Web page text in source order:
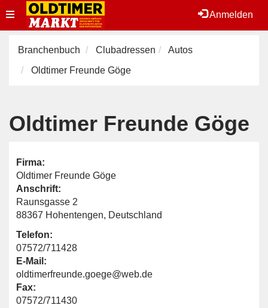
Anmelden
Toggle
navigation
Branchenbuch Clubadressen
Autos
Oldtimer Freunde Göge
Oldtimer Freunde Göge
Firma:
Oldtimer Freunde Göge
Anschrift:
Raunsgasse 2
88367 Hohentengen, Deutschland
Telefon:
07572/711428
E-Mail:
oldtimerfreunde.goege@web.de
Fax:
07572/711430